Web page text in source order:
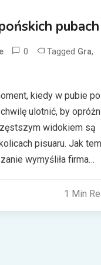
pubach
0 Tagged Gra,
kiedy w pubie po
ulotnić, by
widokiem są
pisuaru. Jak
wymyśliła firma
siusianie na czujnik
1 Min